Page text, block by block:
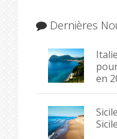
Dernières
en
Sicile